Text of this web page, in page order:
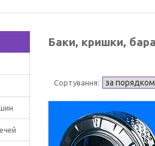
Баки, кришки,